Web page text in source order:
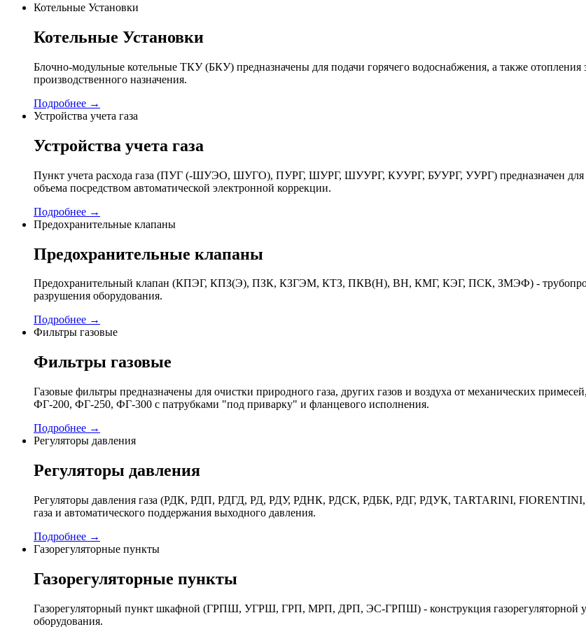
Котельные Установки
Котельные Установки
Блочно-модульные котельные ТКУ (БКУ) предназначены для подачи горячего водоснабжения, а также
производственного назначения.
Подробнее →
Устройства учета газа
Устройства учета газа
Пункт учета расхода газа (ПУГ (-ШУЭО, ШУГО), ПУРГ, ШУРГ, ШУУРГ, КУУРГ, БУУРГ, УУРГ) предназначен для
объема посредством автоматической электронной коррекции.
Подробнее →
Предохранительные клапаны
Предохранительные клапаны
Предохранительный клапан (КПЭГ, КПЗ(Э), ПЗК, КЗГЭМ, КТЗ, ПКВ(Н), ВН, КМГ, КЭГ, ПСК, ЗМЭФ) -
разрушения оборудования.
Подробнее →
Фильтры газовые
Фильтры газовые
Газовые фильтры предназначены для очистки природного газа, других газов и воздуха от механических
ФГ-200, ФГ-250, ФГ-300 с патрубками "под приварку" и фланцевого исполнения.
Подробнее →
Регуляторы давления
Регуляторы давления
Регуляторы давления газа (РДК, РДП, РДГД, РД, РДУ, РДНК, РДСК, РДБК, РДГ, РДУК, TARTARINI, FIORENTINI,
газа и автоматического поддержания выходного давления.
Подробнее →
Газорегуляторные пункты
Газорегуляторные пункты
Газорегуляторный пункт шкафной (ГРПШ, УГРШ, ГРП, МРП, ДРП, ЭС-ГРПШ) - конструкция газорегуляторной
оборудования.